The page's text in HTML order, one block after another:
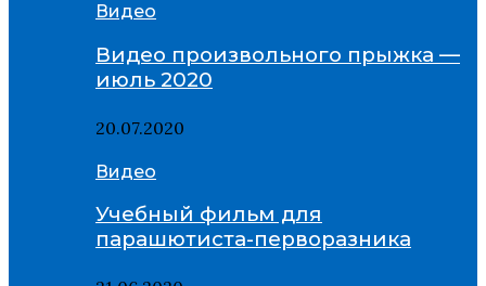
Видео
Видео произвольного прыжка —
июль 2020
20.07.2020
Видео
Учебный фильм для
парашютиста-перворазника